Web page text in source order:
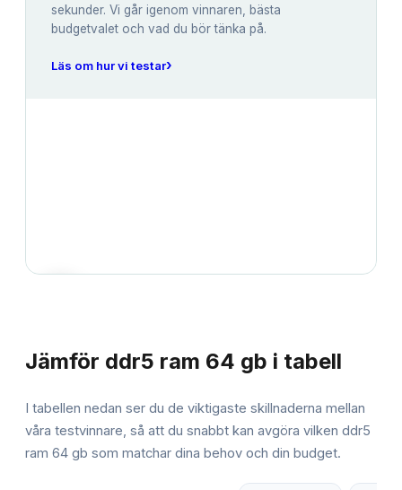
sekunder. Vi går igenom vinnaren, bästa
budgetvalet och vad du bör tänka på.
Läs om hur vi testar›
Jämför ddr5 ram 64 gb i tabell
I tabellen nedan ser du de viktigaste skillnaderna mellan
våra testvinnare, så att du snabbt kan avgöra vilken ddr5
ram 64 gb som matchar dina behov och din budget.